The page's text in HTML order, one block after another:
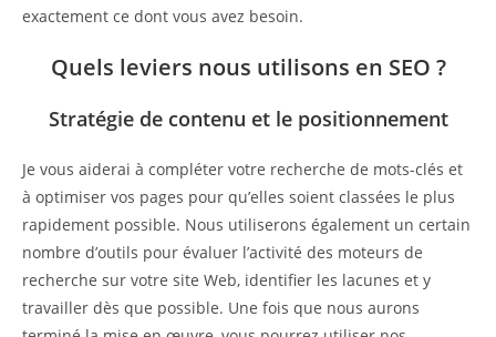
exactement ce dont vous avez besoin.
Quels leviers nous utilisons en SEO ?
Stratégie de contenu et le positionnement
Je vous aiderai à compléter votre recherche de mots-clés et
à optimiser vos pages pour qu’elles soient classées le plus
rapidement possible. Nous utiliserons également un certain
nombre d’outils pour évaluer l’activité des moteurs de
recherche sur votre site Web, identifier les lacunes et y
travailler dès que possible. Une fois que nous aurons